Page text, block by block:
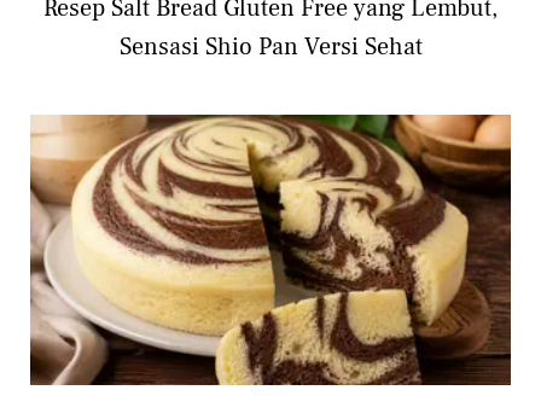
Resep Salt Bread Gluten Free yang Lembut,
Sensasi Shio Pan Versi Sehat